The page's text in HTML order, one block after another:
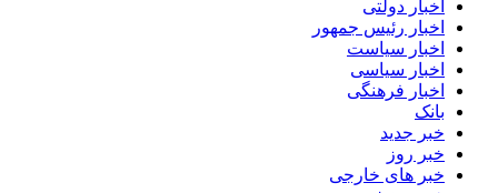
اخبار دولتی
اخبار رئیس جمهور
اخبار سیاست
اخبار سیاسی
اخبار فرهنگی
بانک
خبر جدید
خبر روز
خبر های خارجی